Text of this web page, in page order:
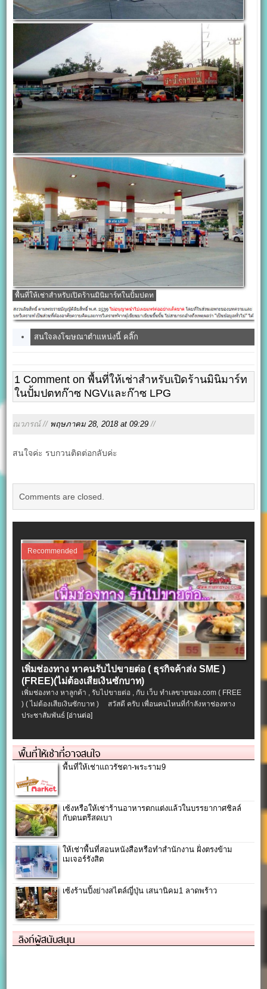
พื้นที่ให้เช่าสำหรับเปิดร้านมินิมาร์ทในปั้มปตท
สนใจลงโฆษณาตำแหน่งนี้ คลิ๊ก
1 Comment on พื้นที่ให้เช่าสำหรับเปิดร้านมินิมาร์ท
ในปั้มปตทก๊าซ NGVและก๊าซ LPG
ณวภรณ์ // พฤษภาคม 28, 2018 at 09:29 //
สนใจค่ะ รบกวนติดต่อกลับค่ะ
Comments are closed.
Recommended
เพิ่มช่องทาง หาคนรับไปขายต่อ ( ธุรกิจค้าส่ง SME )
(FREE)(ไม่ต้องเสียเงินซักบาท)
เพิ่มช่องทาง หาลูกค้า , รับไปขายต่อ , กับ เว็บ ทำเลขายของ.com ( FREE
) ( ไม่ต้องเสียเงินซักบาท ) สวัสดี ครับ เพื่อนคนไหนที่กำลังหาช่องทาง
ประชาสัมพันธ์ [อ่านต่อ]
พื้นที่ให้เช่าที่อาจสนใจ
พื้นที่ให้เช่าแถวรัชดา-พระราม9
เซ้งหรือให้เช่าร้านอาหารตกแต่งแล้วในบรรยากาศชิลล์
กับดนตรีสดเบา
ให้เช่าพื้นที่สอนหนังสือหรือทำสำนักงาน ฝั่งตรงข้าม
เมเจอร์รังสิต
เซ้งร้านปิ้งย่างสไตล์ญี่ปุ่น เสนานิคม1 ลาดพร้าว
ลิงก์ผู้สนับสนุน